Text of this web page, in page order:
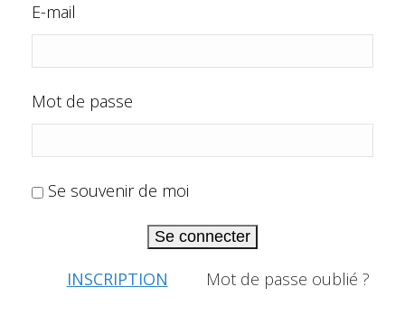
E-mail
Mot de passe
Se souvenir de moi
Se connecter
INSCRIPTION Mot de passe oublié ?